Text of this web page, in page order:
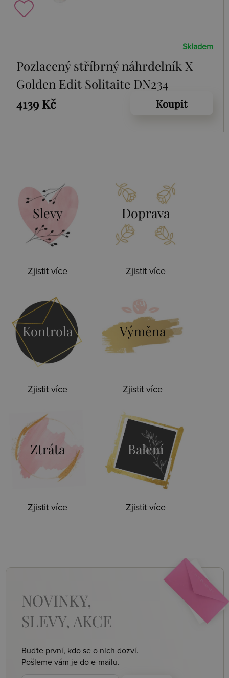
Skladem
Pozlacený stříbrný náhrdelník X
Golden Edit Solitaite DN234
4139 Kč
Koupit
Slevy
Zjistit více
Doprava
Zjistit více
Kontrola
Zjistit více
Výměna
Zjistit více
Ztráta
Zjistit více
Balení
Zjistit více
NOVINKY,
SLEVY, AKCE
Buďte první, kdo se o nich dozví.
Pošleme vám je do e-mailu.